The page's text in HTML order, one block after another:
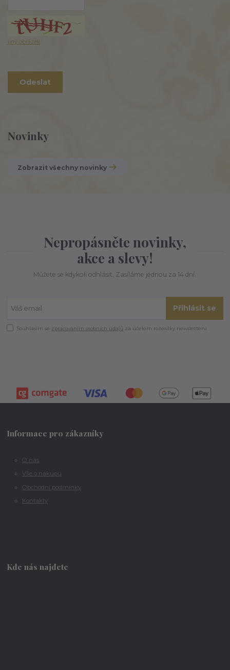
Novinky
Zobrazit všechny novinky
jiný obrázek
Nepropásněte novinky,
akce a slevy!
Můžete se kdykoli odhlásit. Zasíláme jednou za 14 dní.
Přihlásit se
Souhlasím se zpracováním osobních údajů za účelem rozesílky newsletteru.
Informace pro zákazníky
O nás
Vše o nákupu
Obchodní podmínky
Kontakty
Kde nás najdete